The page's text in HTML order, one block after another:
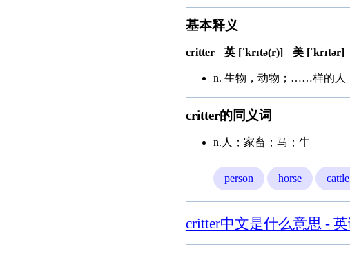
基本释义
critter 英 [ˈkrɪtə(r)] 美 [ˈkrɪtər]
n. 生物，动物；……样的人
critter的同义词
n.人；家畜；马；牛
person horse cattle
critter中文是什么意思 -